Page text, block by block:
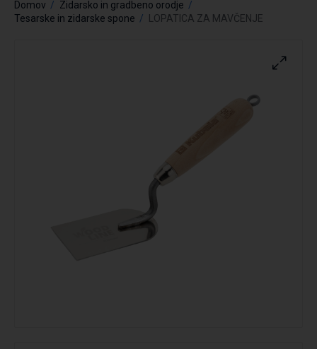
Domov
Zidarsko in gradbeno orodje
Tesarske in zidarske spone
LOPATICA ZA MAVČENJE